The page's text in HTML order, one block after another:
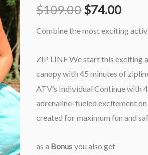
$109.00 $74.00
Combine the most exciting
ZIP LINE We start this exciting
canopy with 45 minutes of
ATV’s Individual Continue with
adrenaline-fueled excitement
created for maximum fun and
as a Bonusyou also get
Cenote